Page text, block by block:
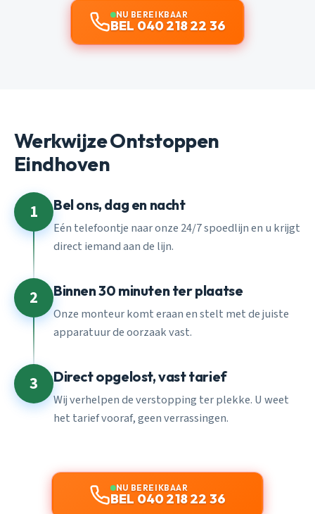
NU BEREIKBAAR
BEL 040 218 22 36
Werkwijze Ontstoppen
Eindhoven
1 Bel ons, dag en nacht
Eén telefoontje naar onze 24/7 spoedlijn en u krijgt
direct iemand aan de lijn.
2 Binnen 30 minuten ter plaatse
Onze monteur komt eraan en stelt met de juiste
apparatuur de oorzaak vast.
3 Direct opgelost, vast tarief
Wij verhelpen de verstopping ter plekke. U weet
het tarief vooraf, geen verrassingen.
NU BEREIKBAAR
BEL 040 218 22 36